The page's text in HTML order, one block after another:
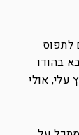
לתפוס
מהטיול אחרי צבא בהודו
אולי